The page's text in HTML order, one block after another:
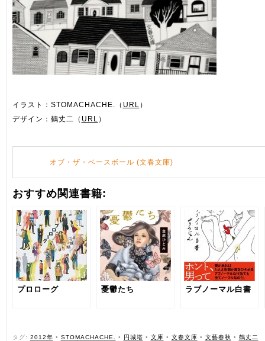
イラスト：STOMACHACHE.（ URL ）
デザイン：鶴丈二（ URL ）
オブ・ザ・ベースボール (文春文庫)
おすすめ関連書籍:
プロローグ 憂鬱たち ラブノーマル白書
タグ: 2012年 • STOMACHACHE. • 円城塔 • 文庫 • 文春文庫 • 文藝春秋 • 鶴丈二